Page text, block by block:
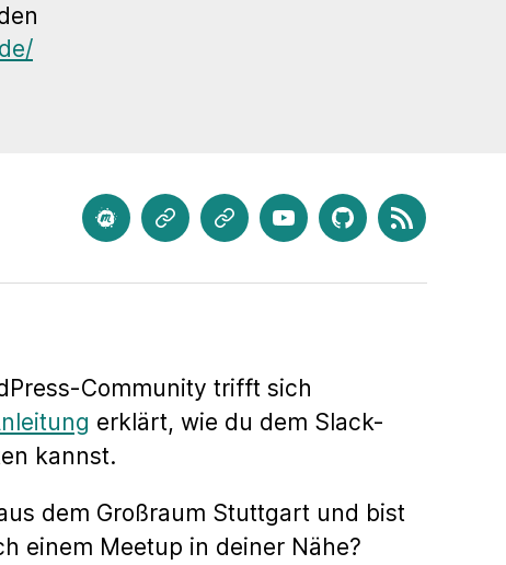
meetup.com
MastodonBlueskyYoutubeGitHubFeed
Community trifft sich
erklärt, wie du dem Slack-
kannst.
dem Großraum Stuttgart und bist
einem Meetup in deiner Nähe?